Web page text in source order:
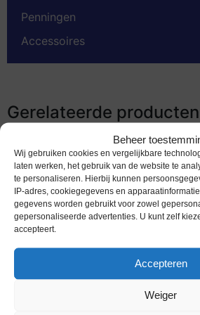
Beheer
Wij gebruiken cookies en vergelijkbare
laten werken, het gebruik van de website te
te personaliseren. Hierbij kunnen
IP-adres, cookiegegevens en
gegevens worden gebruikt voor zowel
gepersonaliseerde advertenties. U kunt zelf
accepteert.
Accepteren
Weiger
Penningen
Accessoires
Gerelateerde producten
Coubertin